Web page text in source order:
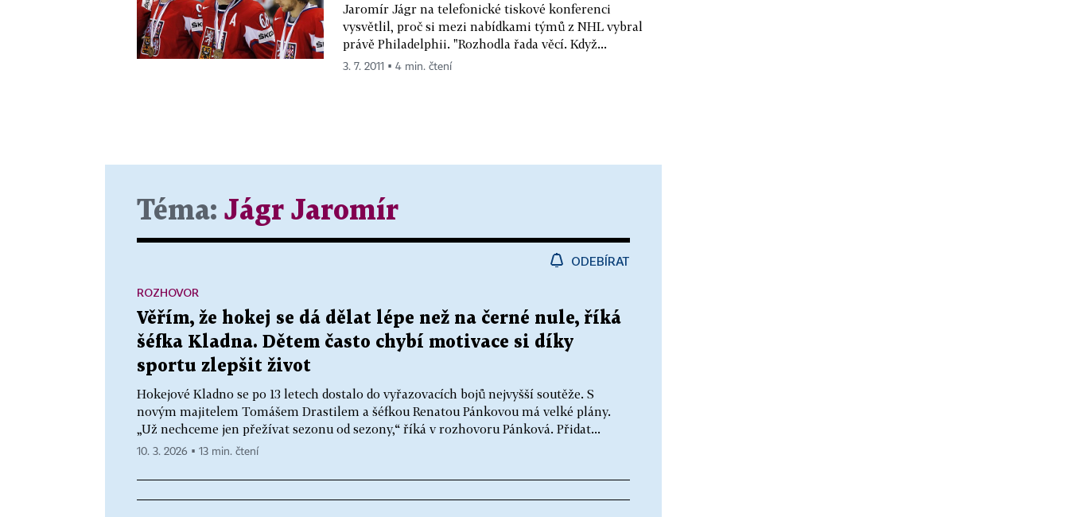
Jaromír Jágr na telefonické tiskové konferenci
vysvětlil, proč si mezi nabídkami týmů z NHL vybral
právě Philadelphii. "Rozhodla řada věcí. Když...
3. 7. 2011 ▪ 4 min. čtení
Téma: Jágr Jaromír
ODEBÍRAT
Věřím, že hokej se dá dělat lépe než na černé nule, říká
šéfka Kladna. Dětem často chybí motivace si díky
sportu zlepšit život
Hokejové Kladno se po 13 letech dostalo do vyřazovacích bojů nejvyšší soutěže. S
novým majitelem Tomášem Drastilem a šéfkou Renatou Pánkovou má velké plány.
„Už nechceme jen přežívat sezonu od sezony,“ říká v rozhovoru Pánková. Přidat...
ROZHOVOR
10. 3. 2026 ▪ 13 min. čtení